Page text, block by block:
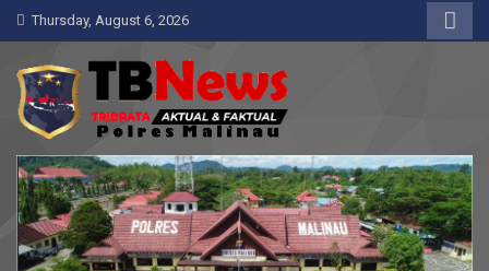
Skip
to
content
Thursday, August 6, 2026
Pelangiresmalinau.com
Beranda Warta Bhayangkara